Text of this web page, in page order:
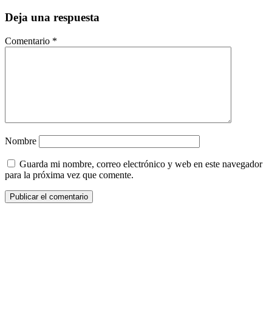
Deja una respuesta
Comentario *
Nombre
Guarda mi nombre, correo electrónico y web en este navegador
para la próxima vez que comente.